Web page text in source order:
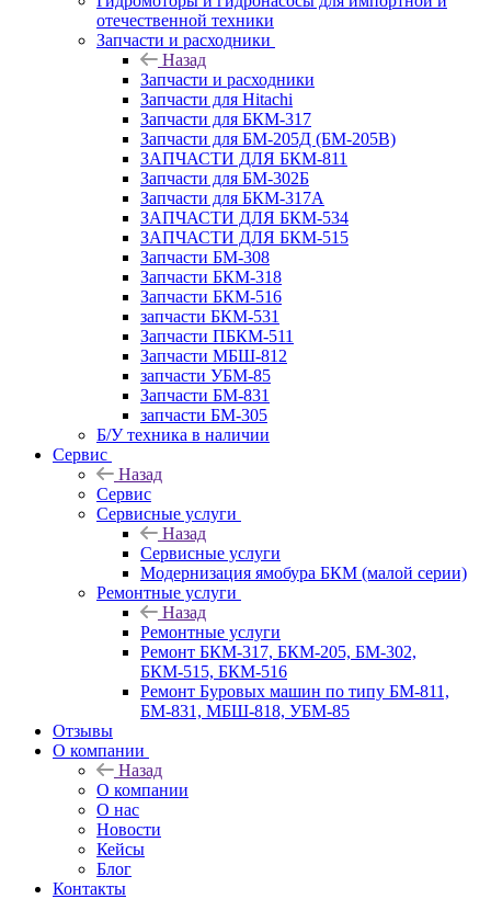
отечественной техники
Запчасти и расходники
Назад
Запчасти и расходники
Запчасти для Hitachi
Запчасти для БКМ-317
Запчасти для БМ-205Д (БМ-205В)
ЗАПЧАСТИ ДЛЯ БКМ-811
Запчасти для БМ-302Б
Запчасти для БКМ-317А
ЗАПЧАСТИ ДЛЯ БКМ-534
ЗАПЧАСТИ ДЛЯ БКМ-515
Запчасти БМ-308
Запчасти БКМ-318
Запчасти БКМ-516
запчасти БКМ-531
Запчасти ПБКМ-511
Запчасти МБШ-812
запчасти УБМ-85
Запчасти БМ-831
запчасти БМ-305
Б/У техника в наличии
Сервис
Назад
Сервис
Сервисные услуги
Назад
Сервисные услуги
Модернизация ямобура БКМ (малой серии)
Ремонтные услуги
Назад
Ремонтные услуги
Ремонт БКМ-317, БКМ-205, БМ-302,
БКМ-515, БКМ-516
Ремонт Буровых машин по типу БМ-811,
БМ-831, МБШ-818, УБМ-85
Отзывы
О компании
Назад
О компании
О нас
Новости
Кейсы
Блог
Контакты